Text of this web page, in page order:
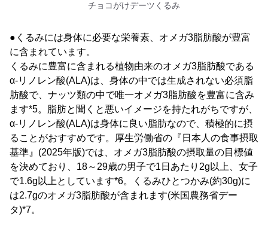
チョコがけデーツくるみ
●くるみには身体に必要な栄養素、オメガ3脂肪酸が豊富
に含まれています。
くるみに豊富に含まれる植物由来のオメガ3脂肪酸である
α-リノレン酸(ALA)は、身体の中では生成されない必須脂
肪酸で、ナッツ類の中で唯一オメガ3脂肪酸を豊富に含み
ます*5。脂肪と聞くと悪いイメージを持たれがちですが、
α-リノレン酸(ALA)は身体に良い脂肪なので、積極的に摂
ることがおすすめです。厚生労働省の『日本人の食事摂取
基準』(2025年版)では、オメガ3脂肪酸の摂取量の目標値
を決めており、18～29歳の男子で1日あたり2g以上、女子
で1.6g以上としています*6。くるみひとつかみ(約30g)に
は2.7gのオメガ3脂肪酸が含まれます(米国農務省デー
タ)*7。